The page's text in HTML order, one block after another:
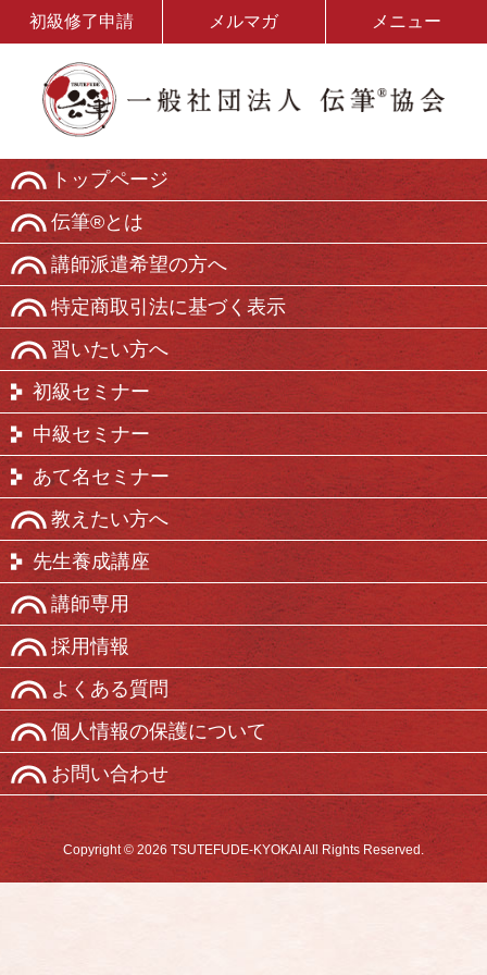
初級修了申請 メルマガ メニュー
トップページ
伝筆®とは
講師派遣希望の方へ
特定商取引法に基づく表示
習いたい方へ
初級セミナー
中級セミナー
あて名セミナー
教えたい方へ
先生養成講座
講師専用
採用情報
よくある質問
個人情報の保護について
お問い合わせ
Copyright © 2026 TSUTEFUDE-KYOKAI All Rights Reserved.